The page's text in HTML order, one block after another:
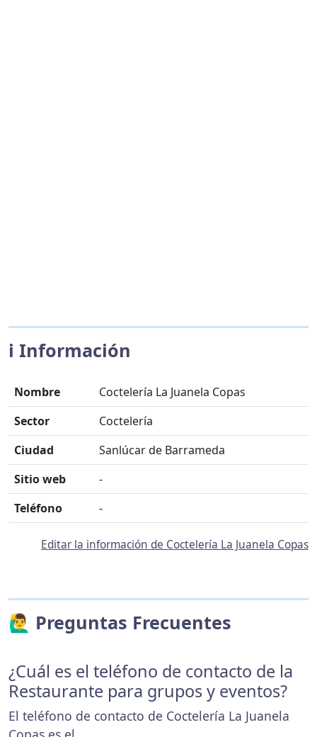
ℹ️ Información
Nombre
Coctelería La Juanela Copas
Sector
Coctelería
Ciudad
Sanlúcar de Barrameda
Sitio web
-
Teléfono
-
Editar la información de Coctelería La Juanela Copas
🙋‍♂️ Preguntas Frecuentes
¿Cuál es el teléfono de contacto de la
Restaurante para grupos y eventos?
El teléfono de contacto de Coctelería La Juanela